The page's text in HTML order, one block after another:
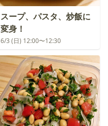
スープ、パスタ、炒飯に
変身！
6/3 (日) 12:00〜12:30